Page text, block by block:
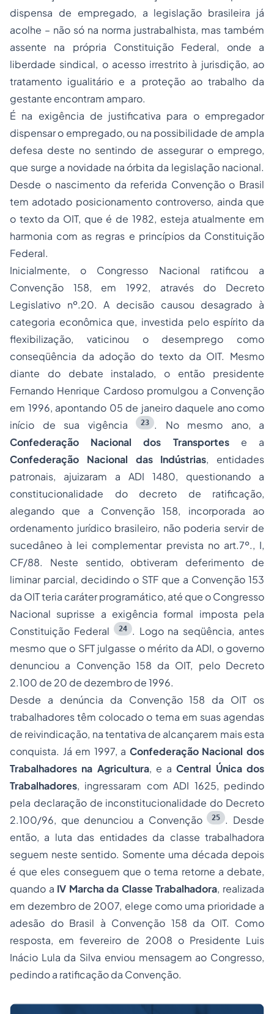
dispensa de empregado, a legislação brasileira já
acolhe – não só na norma justrabalhista, mas também
assente na própria Constituição Federal, onde a
liberdade sindical, o acesso irrestrito à jurisdição, ao
tratamento igualitário e a proteção ao trabalho da
gestante encontram amparo.
É na exigência de justificativa para o empregador
dispensar o empregado, ou na possibilidade de ampla
defesa deste no sentindo de assegurar o emprego,
que surge a novidade na órbita da legislação nacional.
Desde o nascimento da referida Convenção o Brasil
tem adotado posicionamento controverso, ainda que
o texto da OIT, que é de 1982, esteja atualmente em
harmonia com as regras e princípios da Constituição
Federal.
Inicialmente, o Congresso Nacional ratificou a
Convenção 158, em 1992, através do Decreto
Legislativo nº.20. A decisão causou desagrado à
categoria econômica que, investida pelo espírito da
flexibilização, vaticinou o desemprego como
conseqüência da adoção do texto da OIT. Mesmo
diante do debate instalado, o então presidente
Fernando Henrique Cardoso promulgou a Convenção
em 1996, apontando 05 de janeiro daquele ano como
início de sua vigência
23
. No mesmo ano, a
Confederação Nacional dos Transportes e a
Confederação Nacional das Indústrias, entidades
patronais, ajuizaram a ADI 1480, questionando a
constitucionalidade do decreto de ratificação,
alegando que a Convenção 158, incorporada ao
ordenamento jurídico brasileiro, não poderia servir de
sucedâneo à lei complementar prevista no art.7º., I,
CF/88. Neste sentido, obtiveram deferimento de
liminar parcial, decidindo o STF que a Convenção 153
da OIT teria caráter programático, até que o Congresso
Nacional suprisse a exigência formal imposta pela
Constituição Federal
24 . Logo na seqüência, antes
mesmo que o SFT julgasse o mérito da ADI, o governo
denunciou a Convenção 158 da OIT, pelo Decreto
2.100 de 20 de dezembro de 1996.
Desde a denúncia da Convenção 158 da OIT os
trabalhadores têm colocado o tema em suas agendas
de reivindicação, na tentativa de alcançarem mais esta
conquista. Já em 1997, a Confederação Nacional dos
Trabalhadores na Agricultura, e aCentral Única dos
Trabalhadores, ingressaram com ADI 1625, pedindo
pela declaração de inconstitucionalidade do Decreto
2.100/96, que denunciou a Convenção
25
. Desde
então, a luta das entidades da classe trabalhadora
seguem neste sentido. Somente uma década depois
é que eles conseguem que o tema retorne a debate,
quando a IV Marcha da Classe Trabalhadora, realizada
em dezembro de 2007, elege como uma prioridade a
adesão do Brasil à Convenção 158 da OIT. Como
resposta, em fevereiro de 2008 o Presidente Luis
Inácio Lula da Silva enviou mensagem ao Congresso,
pedindo a ratificação da Convenção.